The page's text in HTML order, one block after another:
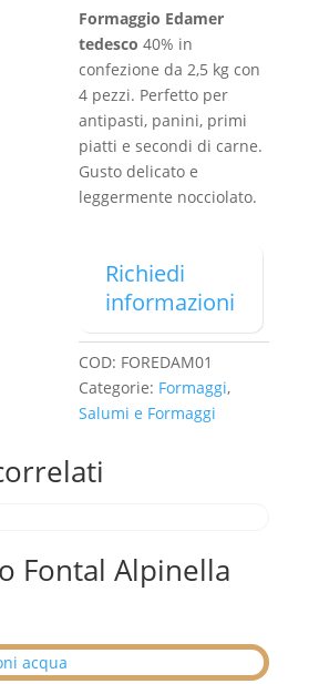
Formaggio Edamer
tedesco40% in
confezione da 2,5 kg con
4 pezzi. Perfetto per
antipasti, panini, primi
piatti e secondi di carne.
Gusto delicato e
leggermente nocciolato.
Richiedi
informazioni
COD: FOREDAM01
Categorie: Formaggi,
Salumi e Formaggi
Fontal Alpinella